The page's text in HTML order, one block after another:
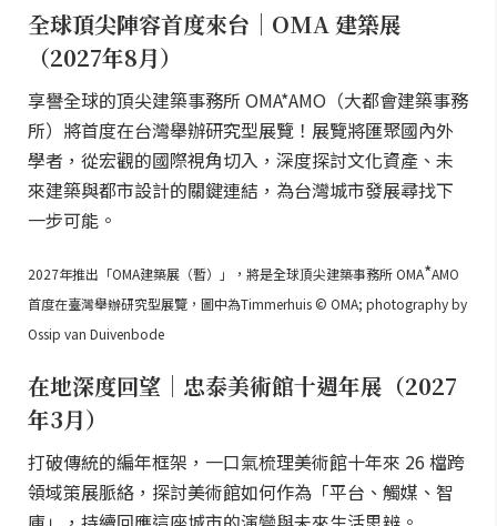
全球頂尖陣容首度來台｜OMA 建築展
（2027年8月）
享譽全球的頂尖建築事務所 OMA*AMO（大都會建築事務
所）將首度在台灣舉辦研究型展覽！展覽將匯聚國內外
學者，從宏觀的國際視角切入，深度探討文化資產、未
來建築與都市設計的關鍵連結，為台灣城市發展尋找下
一步可能。
2027年推出「OMA建築展（暫）」，將是全球頂尖建築事務所 OMA*AMO
首度在臺灣舉辦研究型展覽，圖中為Timmerhuis © OMA; photography by
Ossip van Duivenbode
在地深度回望｜忠泰美術館十週年展（2027
年3月）
打破傳統的編年框架，一口氣梳理美術館十年來 26 檔跨
領域策展脈絡，探討美術館如何作為「平台、觸媒、智